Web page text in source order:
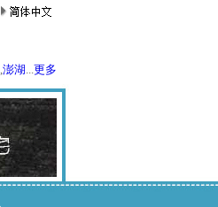
,澎湖...更多